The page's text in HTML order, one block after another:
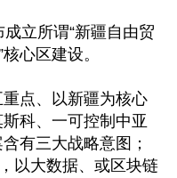
立所谓“新疆自由贸
心区建设。
点、以新疆为核心
科、一可控制中亚
有三大战略意图；
以大数据、或区块链